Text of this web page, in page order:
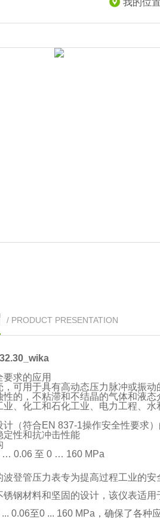
我的位置
/ PRODUCT PRESENTATION
求的应用
可用于具有高动态压力脉冲或振动
性的，不粘滞和不结晶的气体和液
业、化工和石化工业、电力工程、水
计（符合EN 837-1操作安全性要求
定性和抗冲击性能
… 0.06 至 0 … 160 MPa
登管压力表专为提高过程工业的安
锈钢材料和坚固的设计，该仪表适
0.06至0 ... 160 MPa，确保了各种